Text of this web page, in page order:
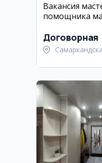
Вакансия
помощника
Договорная